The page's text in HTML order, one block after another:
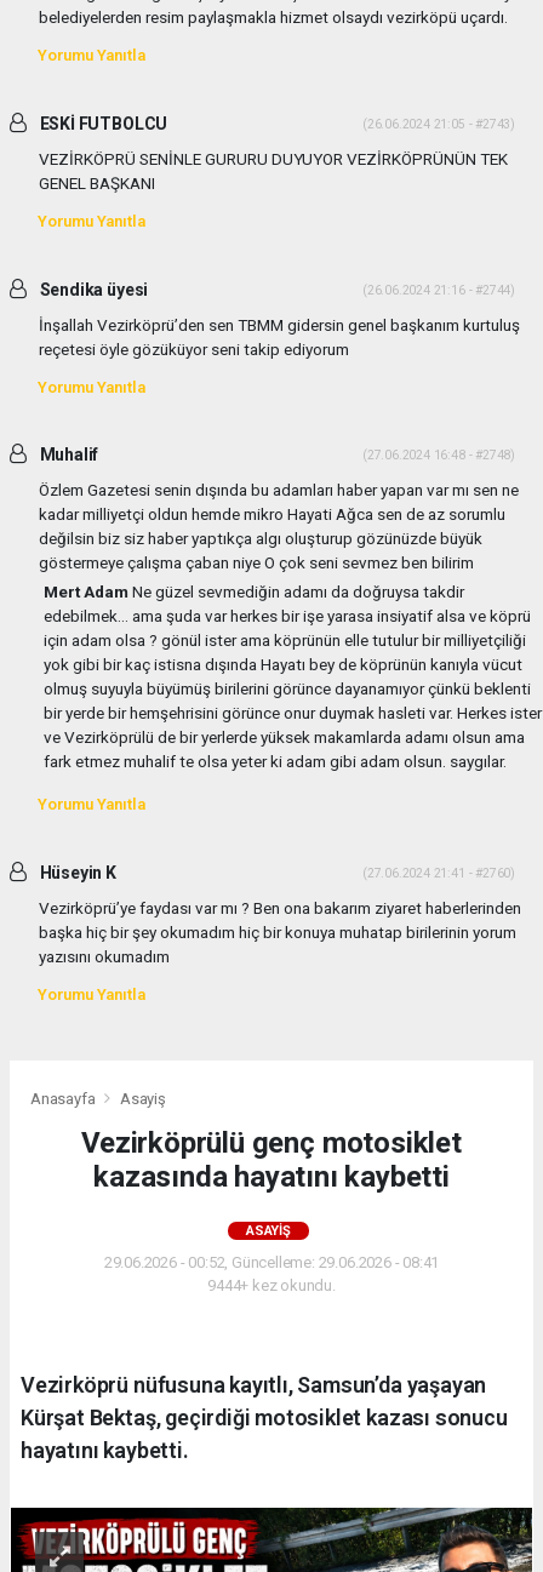
belediyelerden resim paylaşmakla hizmet olsaydı vezirköpü uçardı.
Yorumu Yanıtla
ESKİ FUTBOLCU (26.06.2024 21:05 - #2743)
VEZİRKÖPRÜ SENİNLE GURURU DUYUYOR VEZİRKÖPRÜNÜN TEK
GENEL BAŞKANI
Yorumu Yanıtla
Sendika üyesi (26.06.2024 21:16 - #2744)
İnşallah Vezirköprü’den sen TBMM gidersin genel başkanım kurtuluş
reçetesi öyle gözüküyor seni takip ediyorum
Yorumu Yanıtla
Muhalif (27.06.2024 16:48 - #2748)
Özlem Gazetesi senin dışında bu adamları haber yapan var mı sen ne
kadar milliyetçi oldun hemde mikro Hayati Ağca sen de az sorumlu
değilsin biz siz haber yaptıkça algı oluşturup gözünüzde büyük
göstermeye çalışma çaban niye O çok seni sevmez ben bilirim
Mert Adam Ne güzel sevmediğin adamı da doğruysa takdir
edebilmek... ama şuda var herkes bir işe yarasa insiyatif alsa ve köprü
için adam olsa ? gönül ister ama köprünün elle tutulur bir milliyetçiliği
yok gibi bir kaç istisna dışında Hayatı bey de köprünün kanıyla vücut
olmuş suyuyla büyümüş birilerini görünce dayanamıyor çünkü beklenti
bir yerde bir hemşehrisini görünce onur duymak hasleti var. Herkes ister
ve Vezirköprülü de bir yerlerde yüksek makamlarda adamı olsun ama
fark etmez muhalif te olsa yeter ki adam gibi adam olsun. saygılar.
Yorumu Yanıtla
Hüseyin K (27.06.2024 21:41 - #2760)
Vezirköprü’ye faydası var mı ? Ben ona bakarım ziyaret haberlerinden
başka hiç bir şey okumadım hiç bir konuya muhatap birilerinin yorum
yazısını okumadım
Yorumu Yanıtla
Anasayfa Asayiş
Vezirköprülü genç motosiklet
kazasında hayatını kaybetti
ASAYIŞ
29.06.2026 - 00:52, Güncelleme: 29.06.2026 - 08:41
9444+ kez okundu.
Vezirköprü nüfusuna kayıtlı, Samsun’da yaşayan
Kürşat Bektaş, geçirdiği motosiklet kazası sonucu
hayatını kaybetti.